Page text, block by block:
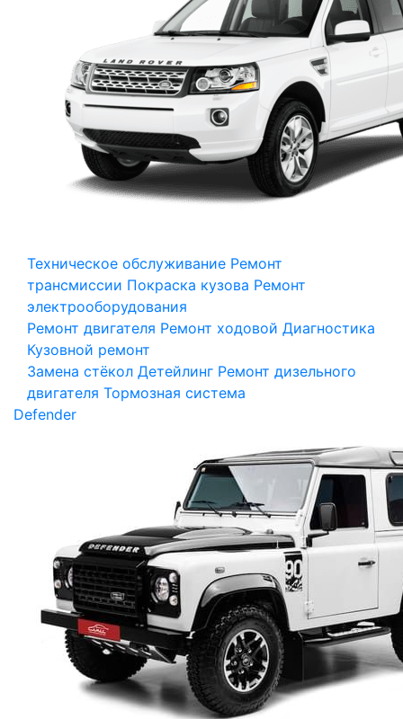
Техническое обслуживание Ремонт
трансмиссии Покраска кузова Ремонт
электрооборудования
Ремонт двигателя Ремонт ходовой Диагностика
Кузовной ремонт
Замена стёкол Детейлинг Ремонт дизельного
двигателя Тормозная система
Defender